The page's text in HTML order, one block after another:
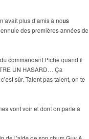
plus d’amis à nous
des premières années de
commandant Piché quand il
UN HASARD… Ça
sûr. Talent pas talent, on te
vont voir et dont on parle à